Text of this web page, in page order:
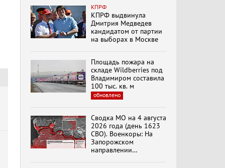
Менять курс! В.Боглаев,
И.Буданов, А.Лежава,
Н.Останина
(05.08.2026)
В ОРЛОВСКОМ
ГОСУДАРСТВЕННОМ
УНИВЕРСИТЕТЕ
ОТКРЫЛАСЬ
АУДИТОРИЯ ИМЕНИ
ЗНАМЕНИТОГО
Маркс о буржуазной
КПРФ
КПРФ выдвинула
Дмитрия Медведев
кандидатом от партии
на выборах в Москве
Площадь пожара на
складе Wildberries под
Владимиром составила
100 тыс. кв. м
обновлено
Сводка МО на 4 августа
2026 года (день 1623
СВО). Военкоры: На
Запорожском
направлении